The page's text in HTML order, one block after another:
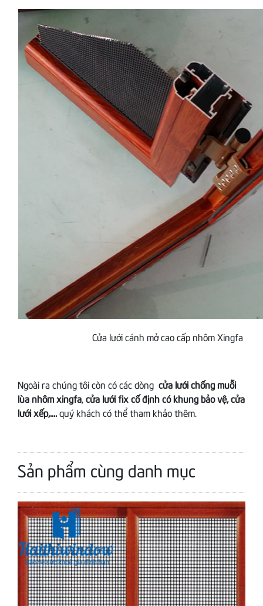
Cửa lưới cánh mở cao cấp nhôm Xingfa
Ngoài ra chúng tôi còn có các dòng cửa lưới chống muỗi
lùa nhôm xingfa cửa lưới fix cố định có khung bảo vệ, cửa
lưới xếp,....quý khách có thể tham khảo thêm.
Sản phẩm cùng danh mục